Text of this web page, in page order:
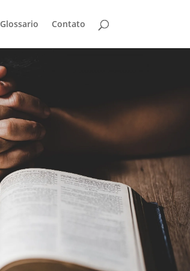
Glossario Contato